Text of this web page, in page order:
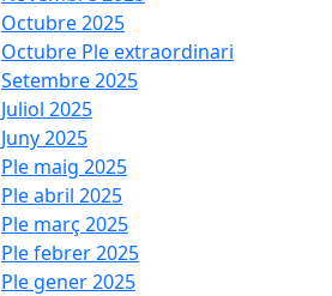
Octubre 2025
Octubre Ple extraordinari
Setembre 2025
Juliol 2025
Juny 2025
Ple maig 2025
Ple abril 2025
Ple març 2025
Ple febrer 2025
Ple gener 2025